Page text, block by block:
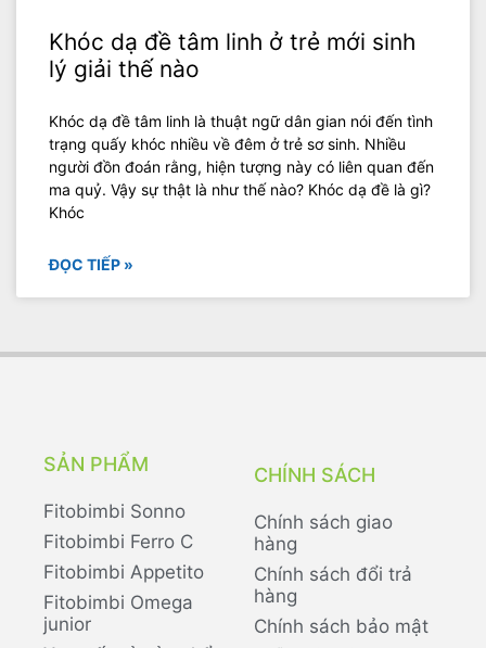
Khóc dạ đề tâm linh ở trẻ mới sinh
lý giải thế nào
Khóc dạ đề tâm linh là thuật ngữ dân gian nói đến tình
trạng quấy khóc nhiều về đêm ở trẻ sơ sinh. Nhiều
người đồn đoán rằng, hiện tượng này có liên quan đến
ma quỷ. Vậy sự thật là như thế nào? Khóc dạ đề là gì?
Khóc
ĐỌC TIẾP »
SẢN PHẨM
Fitobimbi Sonno
Fitobimbi Ferro C
Fitobimbi Appetito
Fitobimbi Omega
junior
CHÍNH SÁCH
Chính sách giao
hàng
Chính sách đổi trả
hàng
Chính sách bảo mật